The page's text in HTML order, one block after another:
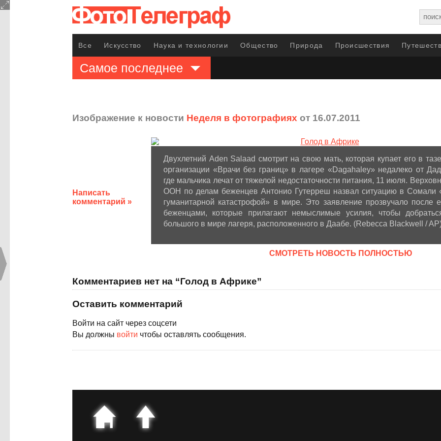
Все Искусство Наука и технологии Общество Природа Происшествия
Самое последнее
Изображение к новости Неделя в фотографиях от 16.07.2011
Написать
комментарий »
Двухлетний Aden Salaad смотрит на свою мать, которая купает его в
организации «Врачи без границ» в лагере «Dagahaley» недалеко от
где мальчика лечат от тяжелой недостаточности питания, 11 июля.
ООН по делам беженцев Антонио Гутерреш назвал ситуацию в Сомали
гуманитарной катастрофой» в мире. Это заявление прозвучало после
беженцами, которые прилагают немыслимые усилия, чтобы
большого в мире лагеря, расположенного в Даабе. (Rebecca Blackwell /
CМОТРЕТЬ НОВОСТЬ ПОЛНОСТЬЮ
Комментариев нет на “Голод в Африке”
Оставить комментарий
Войти на сайт через соцсети
Вы должны войти чтобы оставлять сообщения.